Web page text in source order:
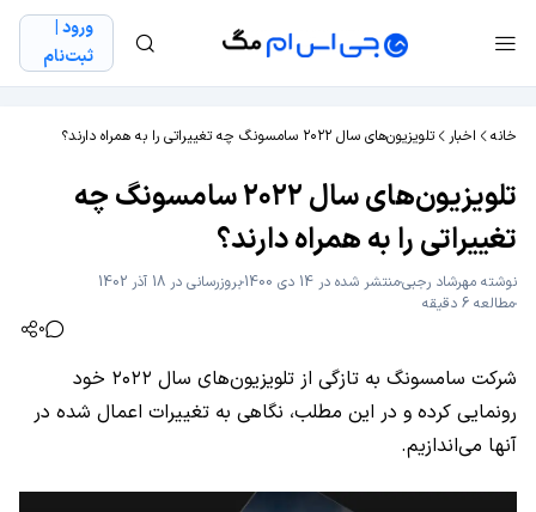
ورود |
ثبت‌نام
خانه اخبار تلویزیون‌های سال ۲۰۲۲ سامسونگ چه تغییراتی را به همراه دارند؟
تلویزیون‌های سال ۲۰۲۲ سامسونگ چه
تغییراتی را به همراه دارند؟
نوشته مهرشاد رجبیمنتشر شده در 14 دی 1400
بروزرسانی در 18 آذر 1402
مطالعه 6 دقیقه
0
شرکت سامسونگ به تازگی از تلویزیون‌های سال ۲۰۲۲ خود
رونمایی کرده و در این مطلب، نگاهی به تغییرات اعمال شده در
آنها می‌اندازیم.